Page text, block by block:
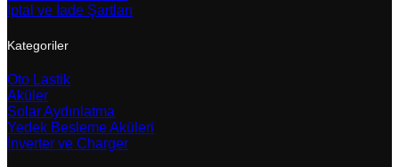
İptal ve İade Şartları
Kategoriler
Oto Lastik
Aküler
Solar Aydınlatma
Yedek Besleme Aküleri
İnverter ve Charger